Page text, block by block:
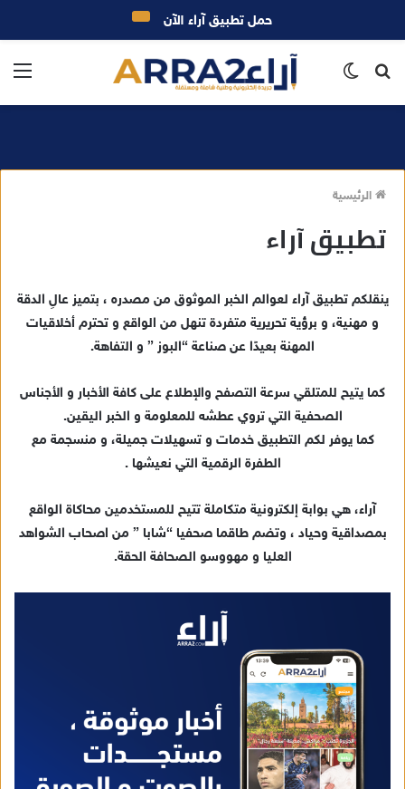
بحث
الرئيسية
تطبيق آراء
ينقلكم تطبيق آراء لعوالم الخبر الموثوق من مصدره ، بتميز عالِ الدقة
و مهنية، و برؤية تحريرية متفردة تنهل من الواقع و تحترم أخلاقيات
المهنة بعيدًا عن صناعة “البوز ” و التفاهة.
كما يتيح للمتلقي سرعة التصفح والإطلاع على كافة الأخبار و الأجناس
الصحفية التي تروي عطشه للمعلومة و الخبر اليقين.
كما يوفر لكم التطبيق خدمات و تسهيلات جميلة، و منسجمة مع
الطفرة الرقمية التي نعيشها .
آراء، هي بوابة إلكترونية متكاملة تتيح للمستخدمين محاكاة الواقع
بمصداقية وحياد ، وتضم طاقما صحفيا “شابا ” من اصحاب الشواهد
العليا و مهووسو الصحافة الحقة.
حمل تطبيق آراء الآن